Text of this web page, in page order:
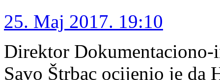
25. Maj 2017. 19:10
Direktor Dokumentaciono-
Savo Štrbac ocijenio je da